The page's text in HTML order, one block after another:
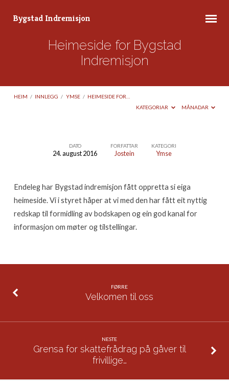
Bygstad Indremisjon
Heimeside for Bygstad
Indremisjon
HEIM / INNLEGG / YMSE / HEIMESIDE FOR…
KATEGORIAR
MÅNADAR
Bygstad
Indremisjon
DATO
24. august 2016
FORFATTAR
Jostein
KATEGORI
Ymse
Endeleg har Bygstad indremisjon fått oppretta si eiga
heimeside. Vi i styret håper at vi med den har fått eit nyttig
redskap til formidling av bodskapen og ein god kanal for
informasjon om møter og tilstellingar.
FØRRE
Velkomen til oss
NESTE
Grensa for skattefrådrag på gåver til
frivillige…